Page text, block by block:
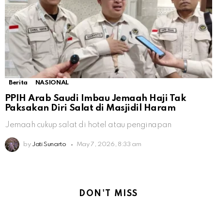
Berita NASIONAL
PPIH Arab Saudi Imbau Jemaah Haji Tak
Paksakan Diri Salat di Masjidil Haram
Jemaah cukup salat di hotel atau penginapan
by Jati Sunarto May 7, 2026, 8:33 am
DON'T MISS